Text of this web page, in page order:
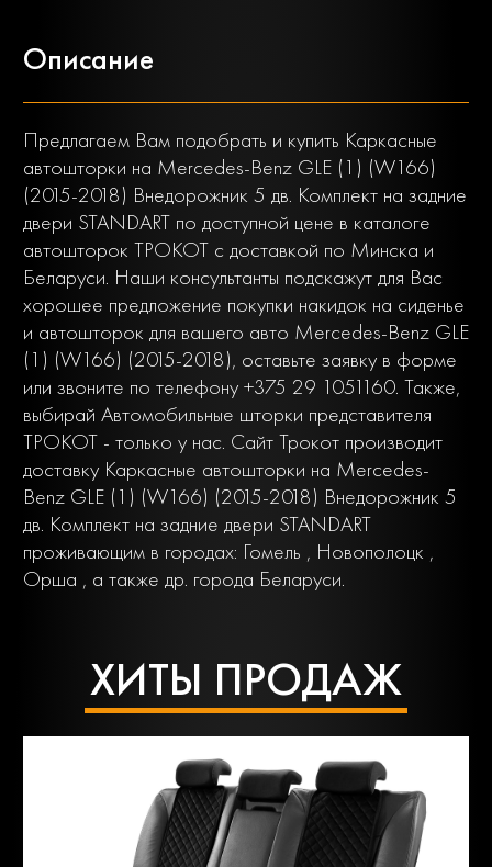
Описание
Предлагаем Вам подобрать и купить Каркасные
автошторки на Mercedes-Benz GLE (1) (W166)
(2015-2018) Внедорожник 5 дв. Комплект на задние
двери STANDART по доступной цене в каталоге
автошторок ТРОКОТ с доставкой по Минска и
Беларуси. Наши консультанты подскажут для Вас
хорошее предложение покупки накидок на сиденье
и автошторок для вашего авто Mercedes-Benz GLE
(1) (W166) (2015-2018), оставьте заявку в форме
или звоните по телефону +375 29 1051160. Также,
выбирай Автомобильные шторки представителя
ТРОКОТ - только у нас. Сайт Трокот производит
доставку Каркасные автошторки на Mercedes-
Benz GLE (1) (W166) (2015-2018) Внедорожник 5
дв. Комплект на задние двери STANDART
проживающим в городах: Гомель , Новополоцк ,
Орша , а также др. города Беларуси.
ХИТЫ ПРОДАЖ